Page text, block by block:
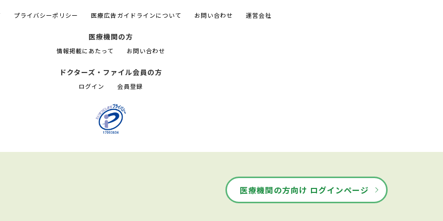
プライバシーポリシー 医療広告ガイドラインについて お問い合わせ 運営会社
医療機関の方
情報掲載にあたって お問い合わせ
ドクターズ・ファイル会員の方
ログイン 会員登録
医療機関の方向け ログインページ